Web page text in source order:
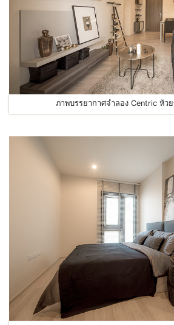
ภาพบรรยากาศจำลอง Centric ห้ว